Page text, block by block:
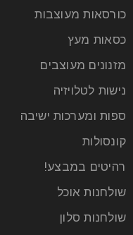
כורסאות מעוצבות
כסאות מעץ
מזנונים מעוצבים
נישות לטלויזיה
ספות ומערכות ישיבה
קונסולות
רהיטים במבצע!
שולחנות אוכל
שולחנות סלון